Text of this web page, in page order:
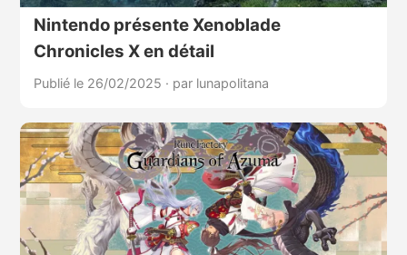
Nintendo présente Xenoblade
Chronicles X en détail
Publié le 26/02/2025 · par lunapolitana